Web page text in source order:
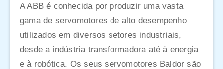
A ABB é conhecida por produzir uma vasta
gama de servomotores de alto desempenho
utilizados em diversos setores industriais,
desde a indústria transformadora até à energia
e à robótica. Os seus servomotores Baldor são